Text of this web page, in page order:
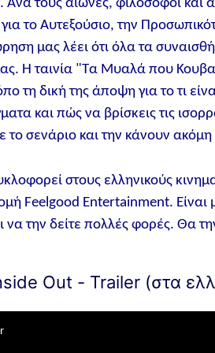
τους αιώνες, φιλόσοφοι και
το Αυτεξούσιο, την
μας λέει ότι όλα τα
Η ταινία "Τα Μυαλά που
τη δική της άποψη για το τι
και πώς να βρίσκεις τις
το σενάριο και την κάνουν
στους ελληνικούς
Feelgood Entertainment. Είναι
να την δείτε πολλές φορές. Θα
Out - Trailer (στα